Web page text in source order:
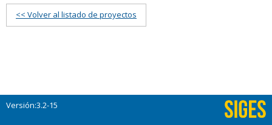
<< Volver al listado de proyectos
Versión:3.2-15